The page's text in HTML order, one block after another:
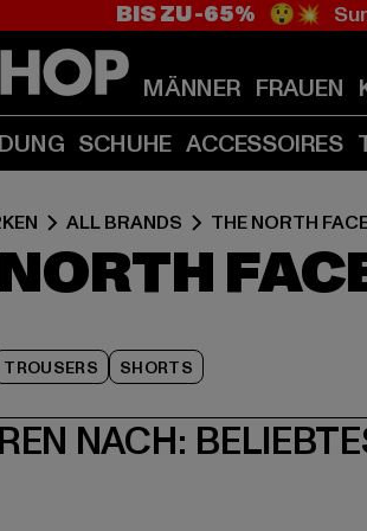
BIS ZU -65% 😲💥
MÄNNER FRAUEN
SCHUHE ACCESSOIRES
ALL BRANDS THE NORTH
TROUSERS SHORTS
NACH: